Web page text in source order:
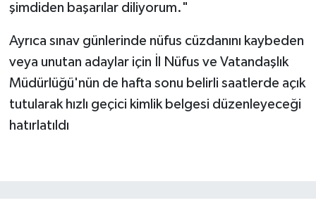
şimdiden başarılar diliyorum."
Ayrıca sınav günlerinde nüfus cüzdanını kaybeden
veya unutan adaylar için İl Nüfus ve Vatandaşlık
Müdürlüğü'nün de hafta sonu belirli saatlerde açık
tutularak hızlı geçici kimlik belgesi düzenleyeceği
hatırlatıldı